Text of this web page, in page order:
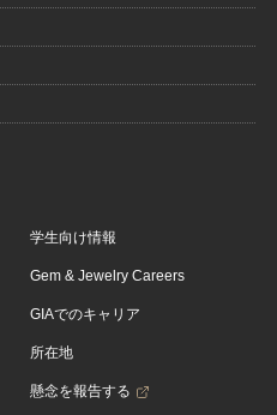
学生向け情報
Gem & Jewelry Careers
GIAでのキャリア
所在地
懸念を報告する